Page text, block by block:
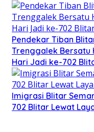
Pendekar Tiban
Trenggalek Bersatu
Hari Jadi ke-702
Imigrasi Blitar
702 Blitar Lewat